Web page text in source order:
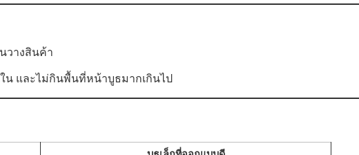
วางสินค้า
น และไม่กินพื้นที่หน้าบูธมากเกินไป